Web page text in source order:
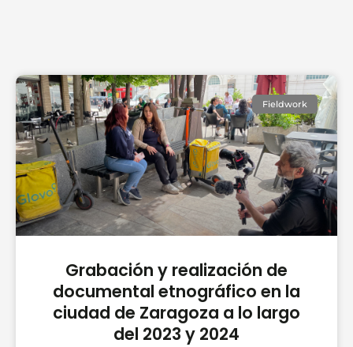
Fieldwork
Grabación y realización de
documental etnográfico en la
ciudad de Zaragoza a lo largo
del 2023 y 2024